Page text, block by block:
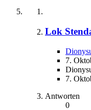
Lok
7.
7.
Antworten
0